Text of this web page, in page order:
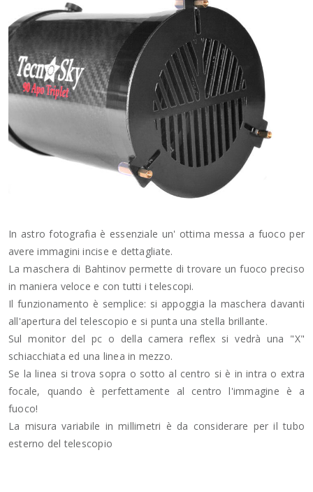
In astro fotografia è essenziale un' ottima messa a fuoco per
avere immagini incise e dettagliate.
La maschera di Bahtinov permette di trovare un fuoco preciso
in maniera veloce e con tutti i telescopi.
Il funzionamento è semplice: si appoggia la maschera davanti
all'apertura del telescopio e si punta una stella brillante.
Sul monitor del pc o della camera reflex si vedrà una "X"
schiacchiata ed una linea in mezzo.
Se la linea si trova sopra o sotto al centro si è in intra o extra
focale, quando è perfettamente al centro l'immagine è a
fuoco!
La misura variabile in millimetri è da considerare per il tubo
esterno del telescopio